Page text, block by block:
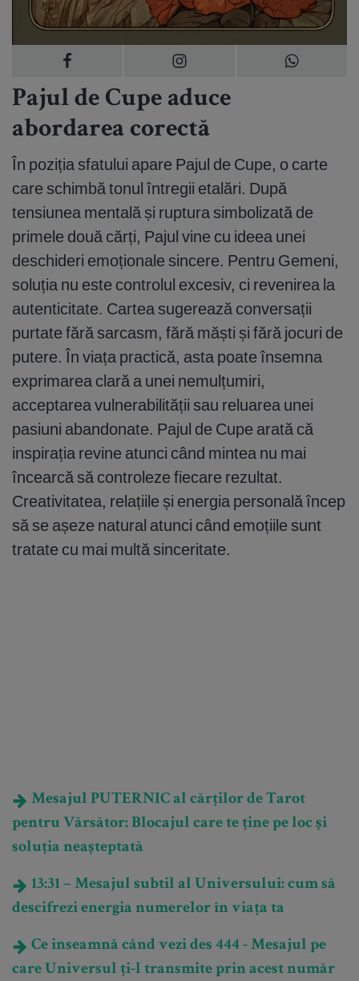
Pajul de Cupe aduce
abordarea corectă
În poziția sfatului apare Pajul de Cupe, o carte
care schimbă tonul întregii etalări. După
tensiunea mentală și ruptura simbolizată de
primele două cărți, Pajul vine cu ideea unei
deschideri emoționale sincere. Pentru Gemeni,
soluția nu este controlul excesiv, ci revenirea la
autenticitate. Cartea sugerează conversații
purtate fără sarcasm, fără măști și fără jocuri de
putere. În viața practică, asta poate însemna
exprimarea clară a unei nemulțumiri,
acceptarea vulnerabilității sau reluarea unei
pasiuni abandonate. Pajul de Cupe arată că
inspirația revine atunci când mintea nu mai
încearcă să controleze fiecare rezultat.
Creativitatea, relațiile și energia personală încep
să se așeze natural atunci când emoțiile sunt
tratate cu mai multă sinceritate.
Mesajul PUTERNIC al cărților de Tarot
pentru Vărsător: Blocajul care te ține pe loc și
soluția neașteptată
13:31 – Mesajul subtil al Universului: cum să
descifrezi energia numerelor în viața ta
Ce inseamnă când vezi des 444 - Mesajul pe
care Universul ți-l transmite prin acest număr